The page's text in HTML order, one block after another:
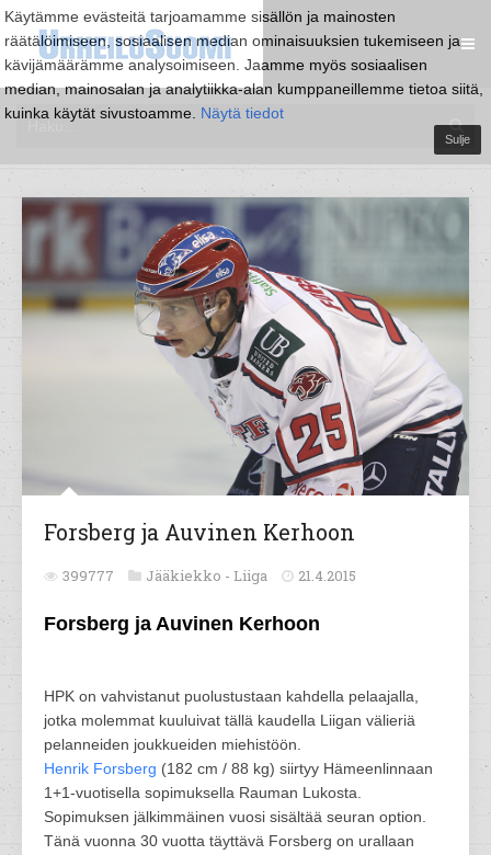
Käytämme evästeitä tarjoamamme sisällön ja mainosten
räätälöimiseen, sosiaalisen median ominaisuuksien tukemiseen ja
kävijämäärämme analysoimiseen. Jaamme myös sosiaalisen
median, mainosalan ja analytiikka-alan kumppaneillemme tietoa siitä,
kuinka käytät sivustoamme. Näytä tiedot
Sulje
Forsberg ja Auvinen Kerhoon
399777 Jääkiekko - Liiga 21.4.2015
Forsberg ja Auvinen Kerhoon
HPK on vahvistanut puolustustaan kahdella pelaajalla,
jotka molemmat kuuluivat tällä kaudella Liigan välieriä
pelanneiden joukkueiden miehistöön.
Henrik Forsberg (182 cm / 88 kg) siirtyy Hämeenlinnaan
1+1-vuotisella sopimuksella Rauman Lukosta.
Sopimuksen jälkimmäinen vuosi sisältää seuran option.
Tänä vuonna 30 vuotta täyttävä Forsberg on urallaan